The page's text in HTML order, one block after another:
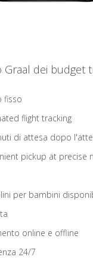
Graal dei budget
fisso
flight tracking
di attesa dopo
pickup at precise
per bambini
online e offline
24/7